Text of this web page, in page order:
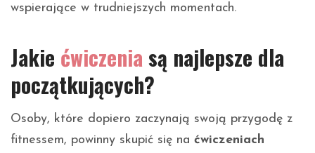
wspierające w trudniejszych momentach.
Jakie ćwiczenia są najlepsze dla
początkujących?
Osoby, które dopiero zaczynają swoją przygodę z
fitnessem, powinny skupić się na ćwiczeniach